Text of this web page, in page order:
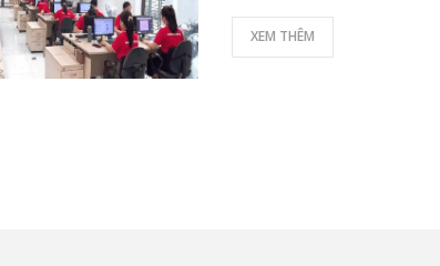
XEM THÊM